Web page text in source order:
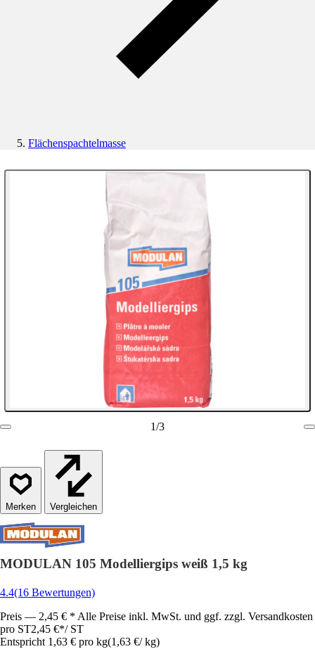
Flächenspachtelmasse
1/3
Vergleichen
MODULAN 105 Modelliergips weiß 1,5 kg
4.4(16 Bewertungen)
Preis — 2,45 € * Alle Preise inkl. MwSt. und ggf. zzgl. Versandkosten
pro ST2,45 €*/ ST
Entspricht 1,63 € pro kg(1,63 €/ kg)